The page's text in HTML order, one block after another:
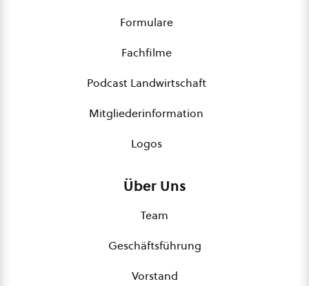
Formulare
Fachfilme
Podcast Landwirtschaft
Mitgliederinformation
Logos
Über Uns
Team
Geschäftsführung
Vorstand